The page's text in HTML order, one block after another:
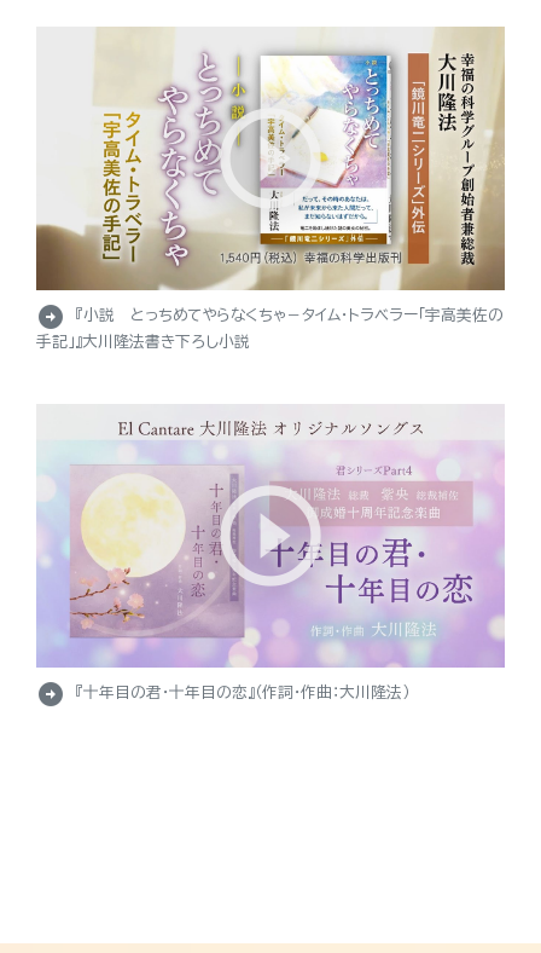
arrow_circle_right
『小説 とっちめてやらなくちゃ－タイム・トラベラー「宇高美佐の
手記」』大川隆法書き下ろし小説
arrow_circle_right 『十年目の君・十年目の恋』（作詞・作曲：大川隆法）